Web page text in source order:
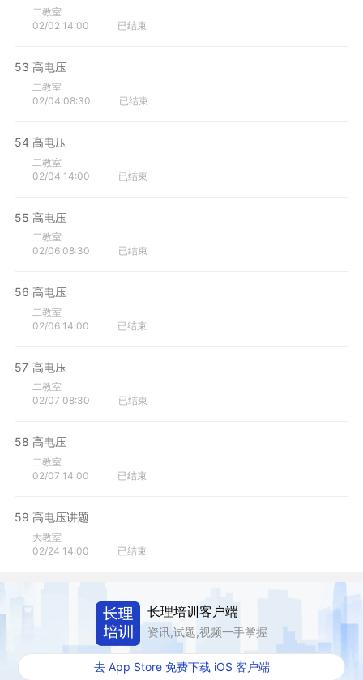
二教室
02/02 14:00
已结束
53 高电压
二教室
02/04 08:30
已结束
54 高电压
二教室
02/04 14:00
已结束
55 高电压
二教室
02/06 08:30
已结束
56 高电压
二教室
02/06 14:00
已结束
57 高电压
二教室
02/07 08:30
已结束
58 高电压
二教室
02/07 14:00
已结束
59 高电压讲题
大教室
02/24 14:00
已结束
长理培训客户端
资讯,试题,视频一手掌握
去 App Store 免费下载 iOS 客户端